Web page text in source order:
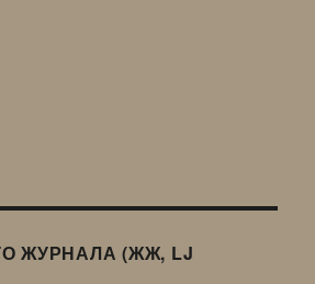
ЖУРНАЛА (ЖЖ, LJ